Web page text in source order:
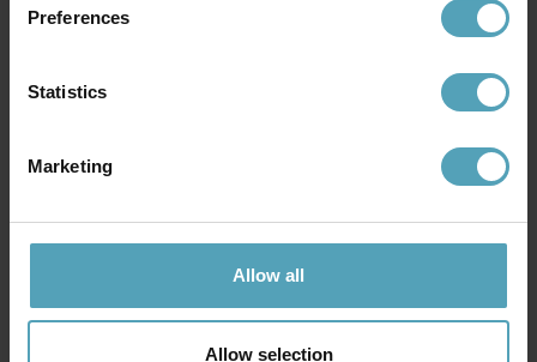
Preferences
Statistics
Marketing
Allow all
Allow selection
PRISMATCH
HALO DESIGN